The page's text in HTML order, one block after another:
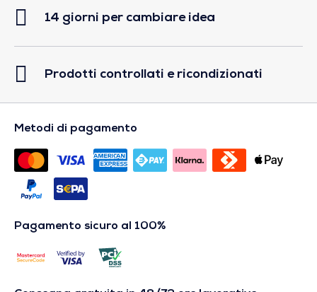
14 giorni per cambiare idea
Prodotti controllati e ricondizionati
Metodi di pagamento
Pagamento sicuro al 100%